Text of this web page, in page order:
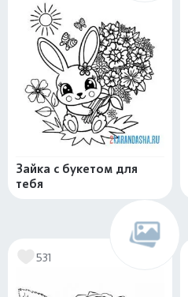
Зайка с букетом для
тебя
531